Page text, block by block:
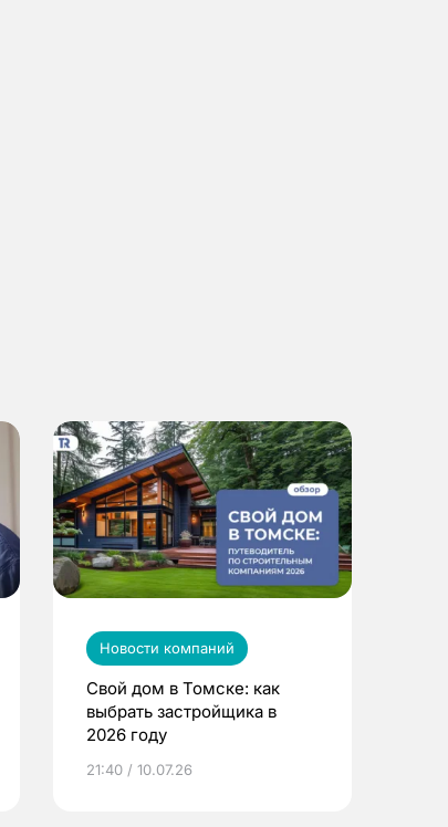
Новости компаний
Свой дом в Томске: как
выбрать застройщика в
2026 году
21:40 / 10.07.26